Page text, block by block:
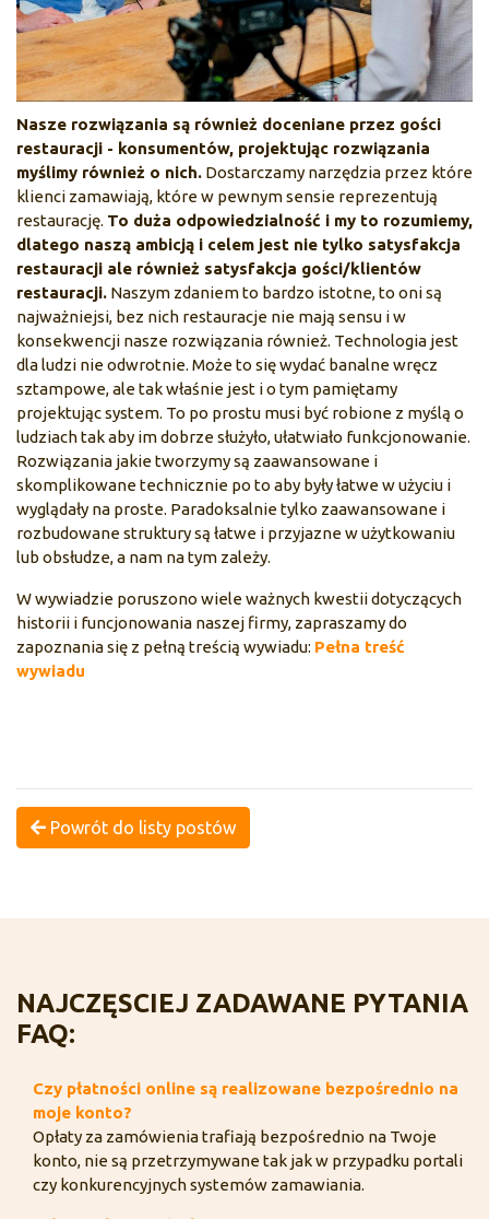
Nasze rozwiązania są również doceniane przez gości
restauracji - konsumentów, projektując rozwiązania
myślimy również o nich. Dostarczamy narzędzia przez które
klienci zamawiają, które w pewnym sensie reprezentują
restaurację. To duża odpowiedzialność i my to rozumiemy,
dlatego naszą ambicją i celem jest nie tylko satysfakcja
restauracji ale również satysfakcja gości/klientów
restauracji. Naszym zdaniem to bardzo istotne, to oni są
najważniejsi, bez nich restauracje nie mają sensu i w
konsekwencji nasze rozwiązania również. Technologia jest
dla ludzi nie odwrotnie. Może to się wydać banalne wręcz
sztampowe, ale tak właśnie jest i o tym pamiętamy
projektując system. To po prostu musi być robione z myślą o
ludziach tak aby im dobrze służyło, ułatwiało funkcjonowanie.
Rozwiązania jakie tworzymy są zaawansowane i
skomplikowane technicznie po to aby były łatwe w użyciu i
wyglądały na proste. Paradoksalnie tylko zaawansowane i
rozbudowane struktury są łatwe i przyjazne w użytkowaniu
lub obsłudze, a nam na tym zależy.
W wywiadzie poruszono wiele ważnych kwestii dotyczących
historii i funcjonowania naszej firmy, zapraszamy do
zapoznania się z pełną treścią wywiadu: Pełna treść
wywiadu
Powrót do listy postów
NAJCZĘSCIEJ ZADAWANE PYTANIA
FAQ:
Czy płatności online są realizowane bezpośrednio na
moje konto?
Opłaty za zamówienia trafiają bezpośrednio na Twoje
konto, nie są przetrzymywane tak jak w przypadku portali
czy konkurencyjnych systemów zamawiania.